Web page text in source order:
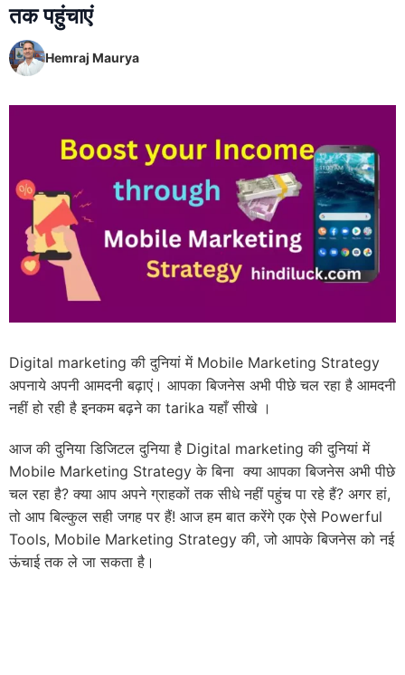
तक पहुंचाएं
Hemraj Maurya
Digital marketing की दुनियां में Mobile Marketing Strategy
अपनाये अपनी आमदनी बढ़ाएं। आपका बिजनेस अभी पीछे चल रहा है आमदनी
नहीं हो रही है इनकम बढ़ने का tarika यहाँ सीखे ।
आज की दुनिया डिजिटल दुनिया है Digital marketing की दुनियां में
Mobile Marketing Strategy के बिना क्या आपका बिजनेस अभी पीछे
चल रहा है? क्या आप अपने ग्राहकों तक सीधे नहीं पहुंच पा रहे हैं? अगर हां,
तो आप बिल्कुल सही जगह पर हैं! आज हम बात करेंगे एक ऐसे Powerful
Tools, Mobile Marketing Strategy की, जो आपके बिजनेस को नई
ऊंचाई तक ले जा सकता है।